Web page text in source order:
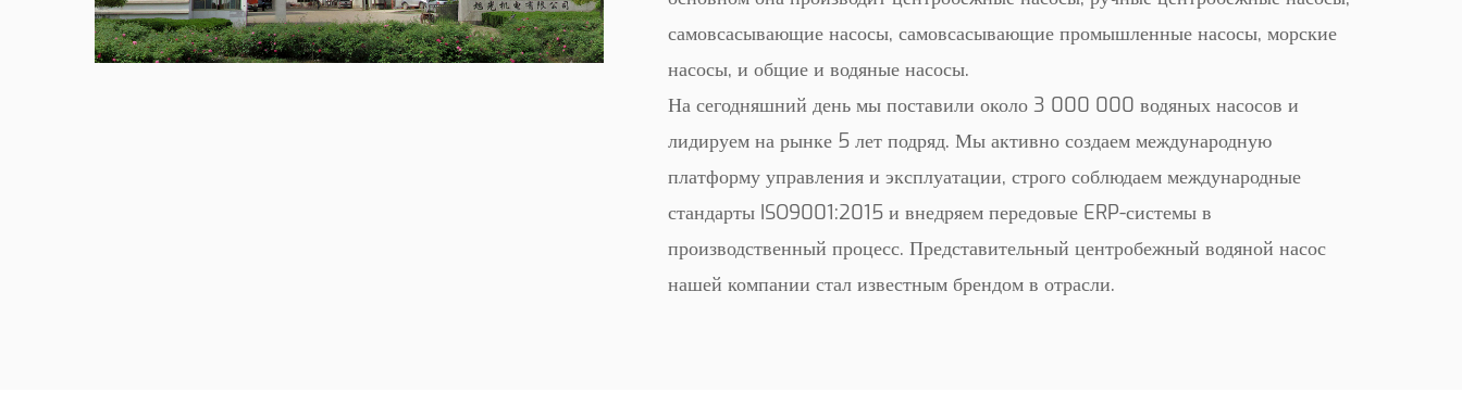
самовсасывающие насосы, самовсасывающие промышленные насосы, морские
насосы, и общие и водяные насосы.
На сегодняшний день мы поставили около 3 000 000 водяных насосов и
лидируем на рынке 5 лет подряд. Мы активно создаем международную
платформу управления и эксплуатации, строго соблюдаем международные
стандарты ISO9001:2015 и внедряем передовые ERP-системы в
производственный процесс. Представительный центробежный водяной насос
нашей компании стал известным брендом в отрасли.